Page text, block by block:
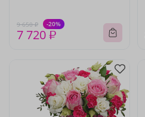
9 650 ₽ -20%
7 720 ₽